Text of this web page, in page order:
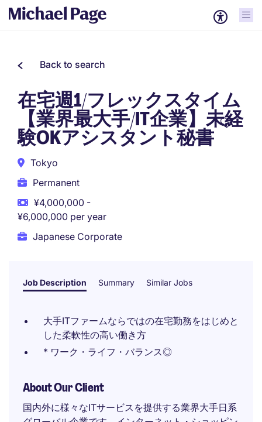
Back to search
在宅週1/フレックスタイム
【業界最大手/IT企業】未経
験OKアシスタント秘書
Tokyo
Permanent
¥4,000,000 -
¥6,000,000 per year
Japanese Corporate
Job Description Summary Similar Jobs
大手ITファームならではの在宅勤務をはじめと
した柔軟性の高い働き方
* ワーク・ライフ・バランス◎
About Our Client
国内外に様々なITサービスを提供する業界大手日系